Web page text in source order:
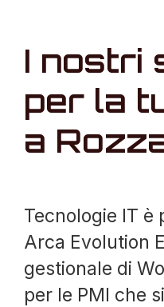
I nostri
per la
a
Tecnologie IT
Arca Evolution
gestionale di
per le PMI che